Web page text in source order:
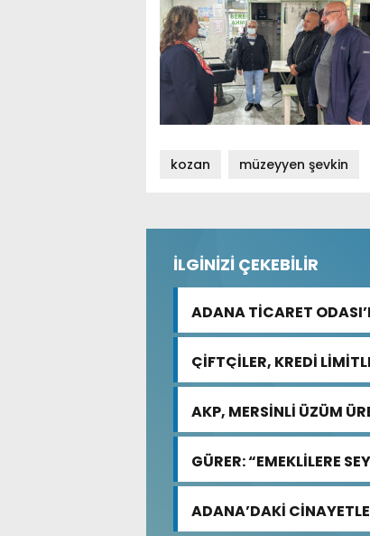
kozan müzeyyen şevkin
İLGİNİZİ ÇEKEBİLİR
ADANA TİCARET
ÇİFTÇİLER, KREDİ
AKP, MERSİNLİ ÜZÜM
GÜRER: “EMEKLİLERE
ADANA’DAKİ